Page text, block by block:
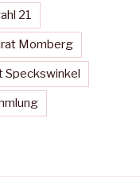
21
Momberg
Speckswinkel